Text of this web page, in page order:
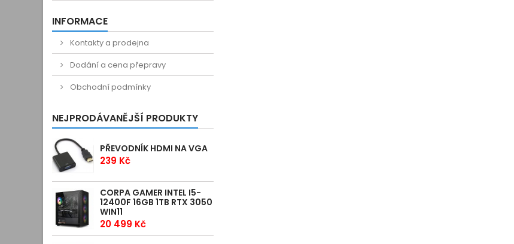
INFORMACE
Kontakty a prodejna
Dodání a cena přepravy
Obchodní podmínky
NEJPRODÁVANĚJŠÍ PRODUKTY
PŘEVODNÍK HDMI NA VGA
239 Kč
CORPA GAMER INTEL I5-
12400F 16GB 1TB RTX 3050
WIN11
20 499 Kč